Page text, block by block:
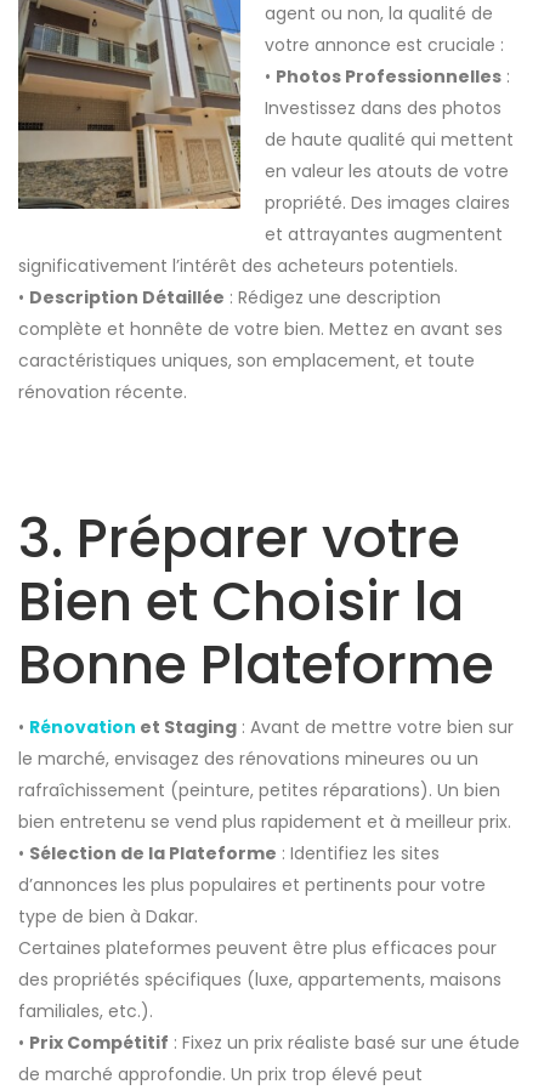
agent ou non, la qualité de
votre annonce est cruciale :
• Photos Professionnelles :
Investissez dans des photos
de haute qualité qui mettent
en valeur les atouts de votre
propriété. Des images claires
et attrayantes augmentent
significativement l’intérêt des acheteurs potentiels.
• Description Détaillée : Rédigez une description
complète et honnête de votre bien. Mettez en avant ses
caractéristiques uniques, son emplacement, et toute
rénovation récente.
3. Préparer votre
Bien et Choisir la
Bonne Plateforme
• Rénovation et Staging : Avant de mettre votre bien sur
le marché, envisagez des rénovations mineures ou un
rafraîchissement (peinture, petites réparations). Un bien
bien entretenu se vend plus rapidement et à meilleur prix.
• Sélection de la Plateforme : Identifiez les sites
d’annonces les plus populaires et pertinents pour votre
type de bien à Dakar.
Certaines plateformes peuvent être plus efficaces pour
des propriétés spécifiques (luxe, appartements, maisons
familiales, etc.).
• Prix Compétitif : Fixez un prix réaliste basé sur une étude
de marché approfondie. Un prix trop élevé peut